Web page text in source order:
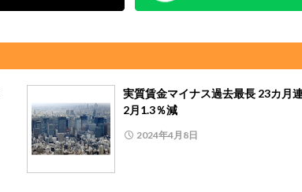
実質賃金マイナス過去最長 23カ月連
2月1.3％減
2024年4月8日